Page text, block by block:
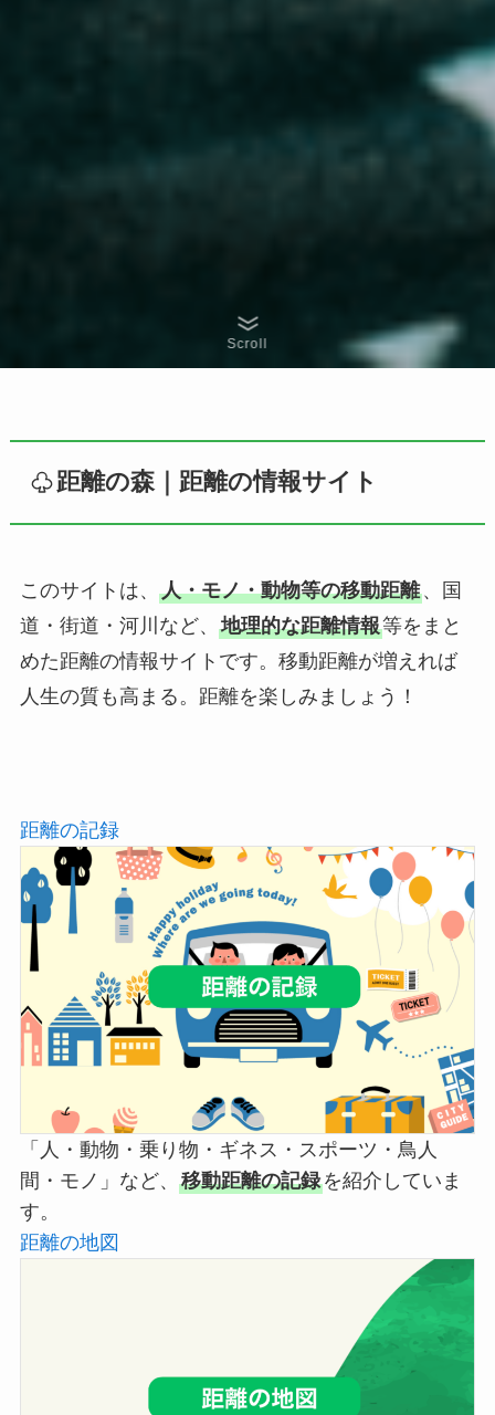
Scroll
距離の森｜ 距離の情報サイト
このサイトは、 人・モノ・動物等の移動距離、国
道・街道・河川など、 地理的な距離情報等をまと
めた距離の情報サイトです。移動距離が増えれば
人生の質も高まる。距離を楽しみましょう！
距離の記録
「人・動物・乗り物・ギネス・スポーツ・鳥人
間・モノ」など、 移動距離の記録を紹介していま
す。
距離の地図